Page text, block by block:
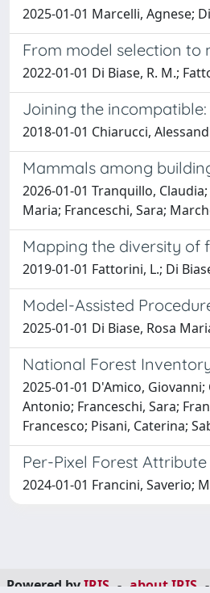
2025-01-01 Marcelli, Agnese;
From model selection to
2022-01-01 Di Biase, R. M.;
Joining the
2018-01-01 Chiarucci,
Mammals among
2026-01-01 Tranquillo,
Maria; Franceschi, Sara;
Mapping the diversity of
2019-01-01 Fattorini, L.; Di
Model-Assisted
2025-01-01 Di Biase, Rosa
National Forest
2025-01-01 D'Amico,
Antonio; Franceschi, Sara;
Francesco; Pisani, Caterina;
Per-Pixel Forest
2024-01-01 Francini, Saverio;
Powered byIRIS - about IRIS -